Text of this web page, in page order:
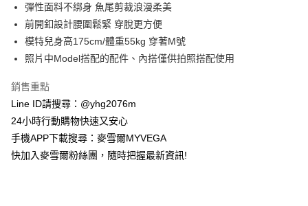
國泰世華商業銀行
兆豐國際商業銀行
臺灣中小企業銀行
匯豐（台灣）商業銀行
華泰商業銀行
聯邦商業銀行
遠東國際商業銀行
元大商業銀行
永豐商業銀行
台新國際商業銀行
台灣樂天信用卡公司
Apple Pay
街口支付
ATM付款
貨到付款
運送方式
彈性面料不綁身 魚尾剪裁浪漫柔美
前開釦設計腰圍鬆緊 穿脫更方便
模特兒身高175cm/體重55kg 穿著M號
照片中Model搭配的配件、內搭僅供拍照搭配使用
銷售重點
Line ID請搜尋：@yhg2076m
24小時行動購物快速又安心
手機APP下載搜尋：麥雪爾MYVEGA
快加入麥雪爾粉絲團，隨時把握最新資訊!